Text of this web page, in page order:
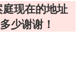
现在的地址
少谢谢！